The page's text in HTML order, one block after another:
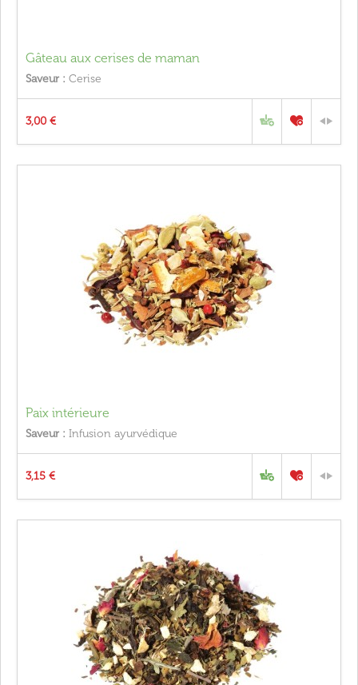
Gâteau aux cerises de maman
Saveur : Cerise
3,00 €
Paix intérieure
Saveur : Infusion ayurvédique
3,15 €